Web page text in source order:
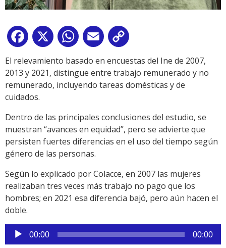
Facebook
X WhatsApp
Email
Link
El relevamiento basado en encuestas del Ine de 2007,
2013 y 2021, distingue entre trabajo remunerado y no
remunerado, incluyendo tareas domésticas y de
cuidados.
Dentro de las principales conclusiones del estudio, se
muestran “avances en equidad”, pero se advierte que
persisten fuertes diferencias en el uso del tiempo según
género de las personas.
Según lo explicado por Colacce, en 2007 las mujeres
realizaban tres veces más trabajo no pago que los
hombres; en 2021 esa diferencia bajó, pero aún hacen el
doble.
Reproductor
de
00:00 00:00